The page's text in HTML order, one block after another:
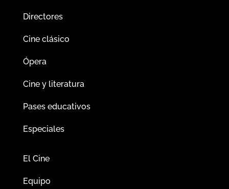
Directores
Cine clásico
Ópera
Cine y literatura
Pases educativos
Especiales
El Cine
Equipo